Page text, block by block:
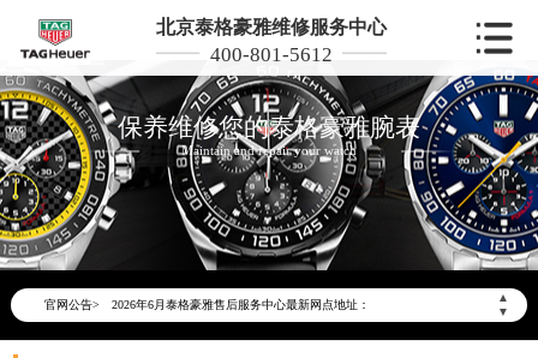
北京泰格豪雅维修服务中心
400-801-5612
保养维修您的泰格豪雅腕表
Maintain and repair your watch
官网公告>
▲
▼
2026年6月泰格豪雅北京市售后服务网络优化升级公告
2026年6月北京市泰格豪雅官方售后客户服务热线：400-801-5612
2026年6月泰格豪雅售后服务中心最新网点地址：
北京市东城区东长安街1号东方广场写字楼W3座6层602室（需提前预约）